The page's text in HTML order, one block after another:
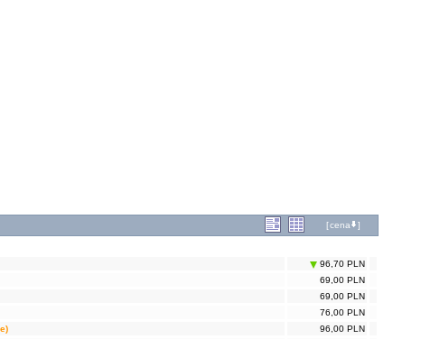
[cena ]
96,70 PLN
69,00 PLN
69,00 PLN
76,00 PLN
96,00 PLN